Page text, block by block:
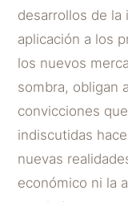
desarrollos de
aplicación a los
los nuevos
sombra, obligan
convicciones
indiscutidas
nuevas
económico ni la